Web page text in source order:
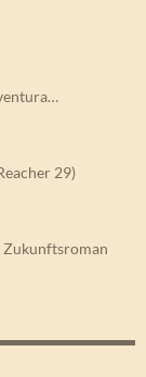
29)
Zukunftsroman